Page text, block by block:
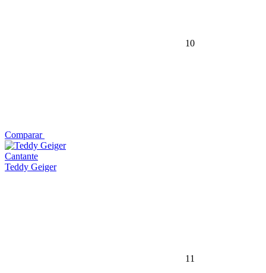
10
Comparar
Cantante
Teddy Geiger
11